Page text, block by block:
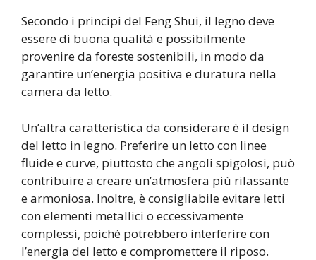
Secondo i principi del Feng Shui, il legno deve
essere di buona qualità e possibilmente
provenire da foreste sostenibili, in modo da
garantire un’energia positiva e duratura nella
camera da letto.
Un’altra caratteristica da considerare è il design
del letto in legno. Preferire un letto con linee
fluide e curve, piuttosto che angoli spigolosi, può
contribuire a creare un’atmosfera più rilassante
e armoniosa. Inoltre, è consigliabile evitare letti
con elementi metallici o eccessivamente
complessi, poiché potrebbero interferire con
l’energia del letto e compromettere il riposo.